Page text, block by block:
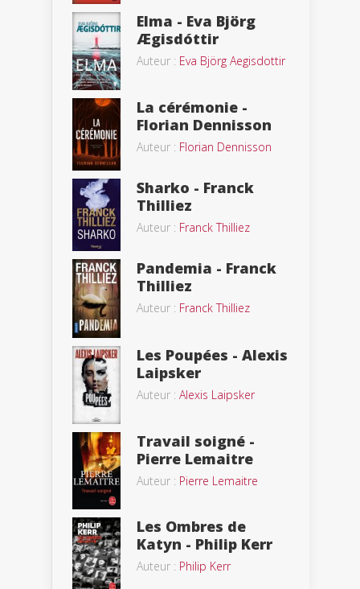
Elma - Eva Björg
Ægisdóttir
Auteur : Eva Björg Aegisdottir
La cérémonie -
Florian Dennisson
Auteur : Florian Dennisson
Sharko - Franck
Thilliez
Auteur : Franck Thilliez
Pandemia - Franck
Thilliez
Auteur : Franck Thilliez
Les Poupées - Alexis
Laipsker
Auteur : Alexis Laipsker
Travail soigné -
Pierre Lemaitre
Auteur : Pierre Lemaitre
Les Ombres de
Katyn - Philip Kerr
Auteur : Philip Kerr